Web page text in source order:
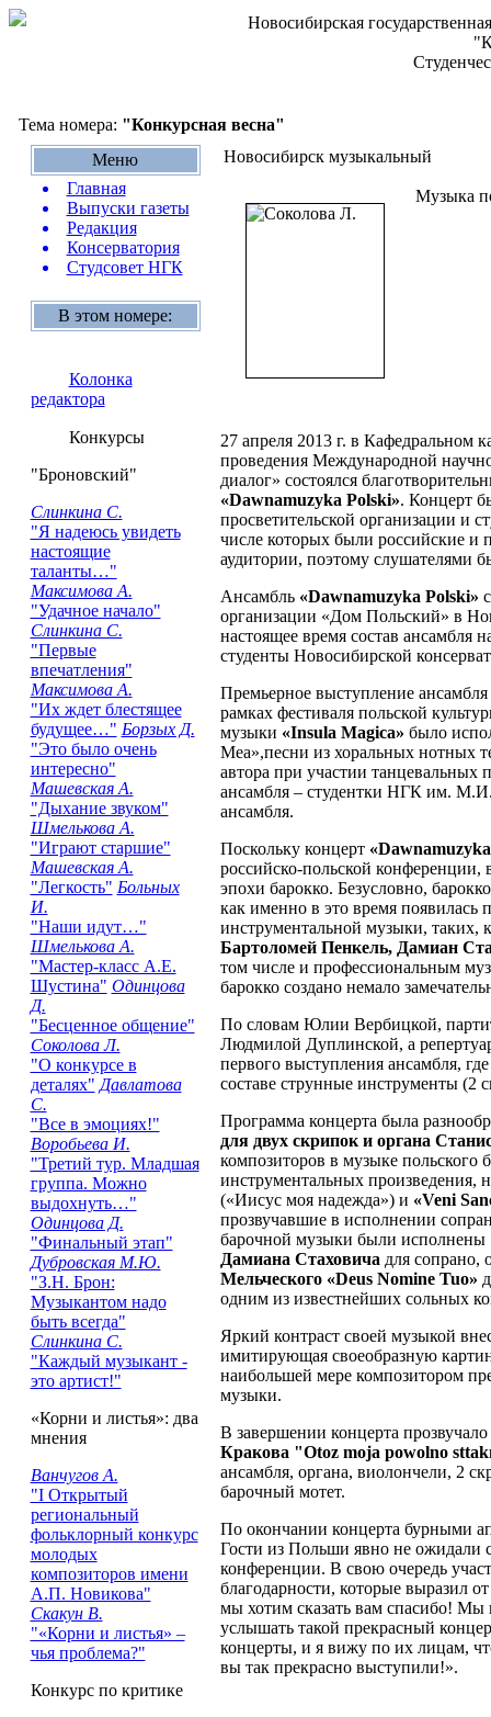
Новосибирская
Тема номера: "Конкурсная весна"
Меню
Главная
Выпуски газеты
Редакция
Консерватория
Студсовет НГК
В этом номере:
Колонка
редактора
Конкурсы
"Броновский"
Слинкина С.
"Я надеюсь увидеть
настоящие
таланты…"
Максимова А.
"Удачное начало"
Слинкина С.
"Первые
впечатления"
Максимова А.
"Их ждет блестящее
будущее…" Борзых Д.
"Это было очень
интересно"
Машевская А.
"Дыхание звуком"
Шмелькова А.
"Играют старшие"
Машевская А.
"Легкость" Больных
И.
"Наши идут…"
Шмелькова А.
"Мастер-класс А.Е.
Шустина" Одинцова
Д.
"Бесценное общение"
Соколова Л.
"О конкурсе в
деталях" Давлатова
С.
"Все в эмоциях!"
Воробьева И.
"Третий тур. Младшая
группа. Можно
выдохнуть…"
Одинцова Д.
"Финальный этап"
Дубровская М.Ю.
"З.Н. Брон:
Музыкантом надо
быть всегда"
Слинкина С.
"Каждый музыкант -
это артист!"
«Корни и листья»: два
мнения
Ванчугов А.
"I Открытый
региональный
фольклорный конкурс
молодых
композиторов имени
А.П. Новикова"
Скакун В.
"«Корни и листья» –
чья проблема?"
Конкурс по критике
Новосибирск музыкальный
Музыка
27 апреля 2013 г. в Кафедральном
проведения Международной
диалог» состоялся
«Dawnamuzyka Polski». Концерт
просветительской организации и
числе которых были российские и
аудитории, поэтому слушателями
Ансамбль «Dawnamuzyka Polski»
организации «Дом Польский» в
настоящее время состав ансамбля
студенты Новосибирской
Премьерное выступление
рамках фестиваля польской
музыки «Insula Magiсa» было
Mea»,песни из хоральных нотных
автора при участии танцевальных
ансамбля – студентки НГК им.
ансамбля.
Поскольку концерт
российско-польской конференции,
эпохи барокко. Безусловно,
как именно в это время появилась
инструментальной музыки, таких,
Бартоломей Пенкель, Дамиан
том числе и профессиональным
барокко создано немало
По словам Юлии Вербицкой,
Людмилой Дуплинской, а
первого выступления ансамбля,
составе струнные инструменты (2
Программа концерта была
для двух скрипок и органа
композиторов в музыке
инструментальных произведения,
(«Иисус моя надежда») и «Veni
прозвучавшие в исполнении
барочной музыки были исполнены
Дамиана Стаховича для сопрано,
Мельческого «Deus Nomine Tuo»
одним из известнейших сольных
Яркий контраст своей музыкой
имитирующая своеобразную
наибольшей мере композитором
музыки.
В завершении концерта
Кракова "Otoz moja powolno
ансамбля, органа, виолончели, 2
барочный мотет.
По окончании концерта бурными
Гости из Польши явно не ожидали
конференции. В свою очередь
благодарности, которые выразил
мы хотим сказать вам спасибо!
услышать такой прекрасный
концерты, и я вижу по их лицам,
вы так прекрасно выступили!».